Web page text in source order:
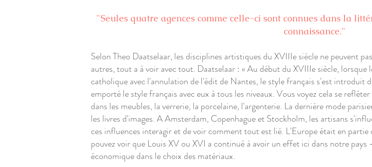
"Seules quatre agences comme celle-ci sont connues dans la
connaissance."
Selon Theo Daatselaar, les disciplines artistiques du XVIIIe siècle ne peuvent
autres, tout a à voir avec tout. Daatselaar : « Au début du XVIIIe siècle,
catholique avec l'annulation de l'édit de Nantes, le style français s'est introduit
emporté le style français avec eux à tous les niveaux. Vous voyez cela se
dans les meubles, la verrerie, la porcelaine, l'argenterie. La dernière mode
les livres d'images. A Amsterdam, Copenhague et Stockholm, les artisans
ces influences interagir et de voir comment tout est lié. L'Europe était en partie
pouvez voir que Louis XV ou XVI a continué à avoir un effet ici dans notre
économique dans le choix des matériaux.